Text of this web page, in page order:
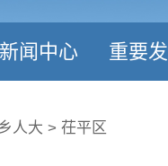
新闻中心 重要
人大 > 茌平区